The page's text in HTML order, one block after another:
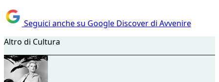
Seguici anche su Google Discover di Avvenire
Altro di Cultura